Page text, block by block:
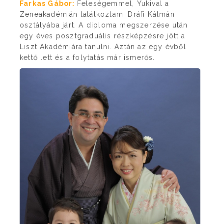
Farkas Gábor: Feleségemmel, Yukival a
Zeneakadémián találkoztam, Dráfi Kálmán
osztályába járt. A diploma megszerzése után
egy éves posztgraduális részképzésre jött a
Liszt Akadémiára tanulni. Aztán az egy évből
kettő lett és a folytatás már ismerős.